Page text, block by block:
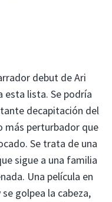
debut de Ari
esta lista. Se podría
decapitación del
más perturbador que
Se trata de una
sigue a una familia
Una película en
golpea la cabeza,